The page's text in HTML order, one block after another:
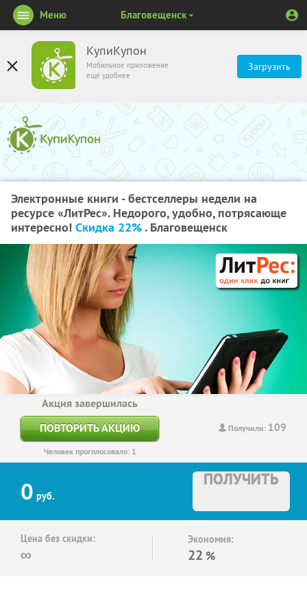
КупиКупон
Мобильное приложение
ещё удобнее
Загрузить
Меню Благовещенск
Электронные книги - бестселлеры недели на
ресурсе «ЛитРес». Недорого, удобно, потрясающе
интересно! Скидка 22%. Благовещенск
Получили: 109
Акция завершилась
ПОВТОРИТЬ АКЦИЮ
Человек проголосовало: 1
0 руб.
ПОЛУЧИТЬ
Цена без скидки:
∞
Экономия:
22 %